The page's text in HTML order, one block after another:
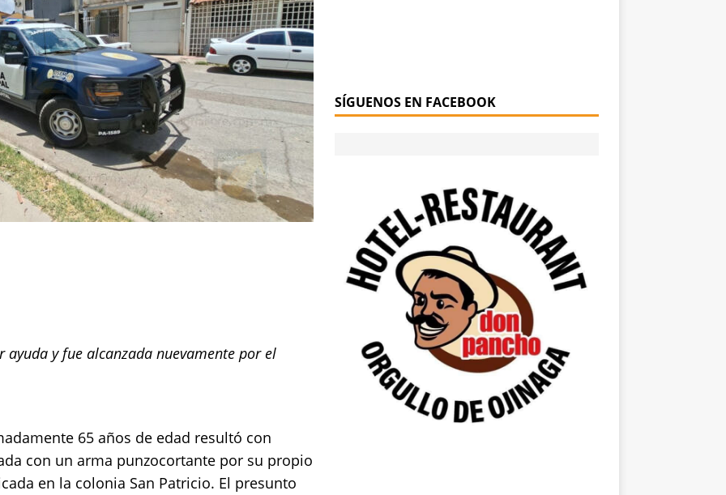
y fue alcanzada nuevamente por el
65 años de edad resultó con
con un arma punzocortante por su propio
en la colonia San Patricio. El presunto
SÍGUENOS EN FACEBOOK